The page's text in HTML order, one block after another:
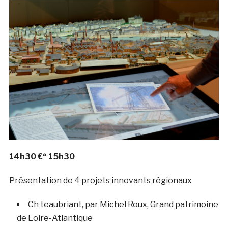
14h30 €“ 15h30
Présentation de 4 projets innovants régionaux
Ch teaubriant, par Michel Roux, Grand patrimoine
de Loire-Atlantique